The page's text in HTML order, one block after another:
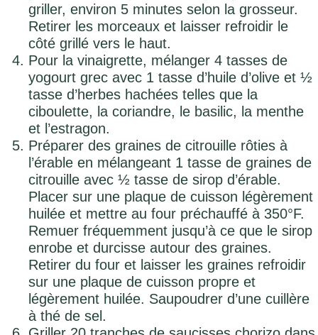
griller, environ 5 minutes selon la grosseur.
Retirer les morceaux et laisser refroidir le
côté grillé vers le haut.
Pour la vinaigrette, mélanger 4 tasses de
yogourt grec avec 1 tasse d’huile d’olive et ½
tasse d’herbes hachées telles que la
ciboulette, la coriandre, le basilic, la menthe
et l’estragon.
Préparer des graines de citrouille rôties à
l’érable en mélangeant 1 tasse de graines de
citrouille avec ½ tasse de sirop d’érable.
Placer sur une plaque de cuisson légèrement
huilée et mettre au four préchauffé à 350°F.
Remuer fréquemment jusqu’à ce que le sirop
enrobe et durcisse autour des graines.
Retirer du four et laisser les graines refroidir
sur une plaque de cuisson propre et
légèrement huilée. Saupoudrer d’une cuillère
à thé de sel.